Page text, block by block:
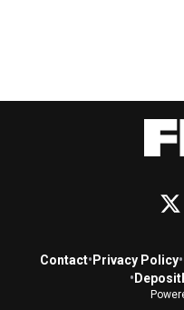
Contact• Privacy Policy•
•